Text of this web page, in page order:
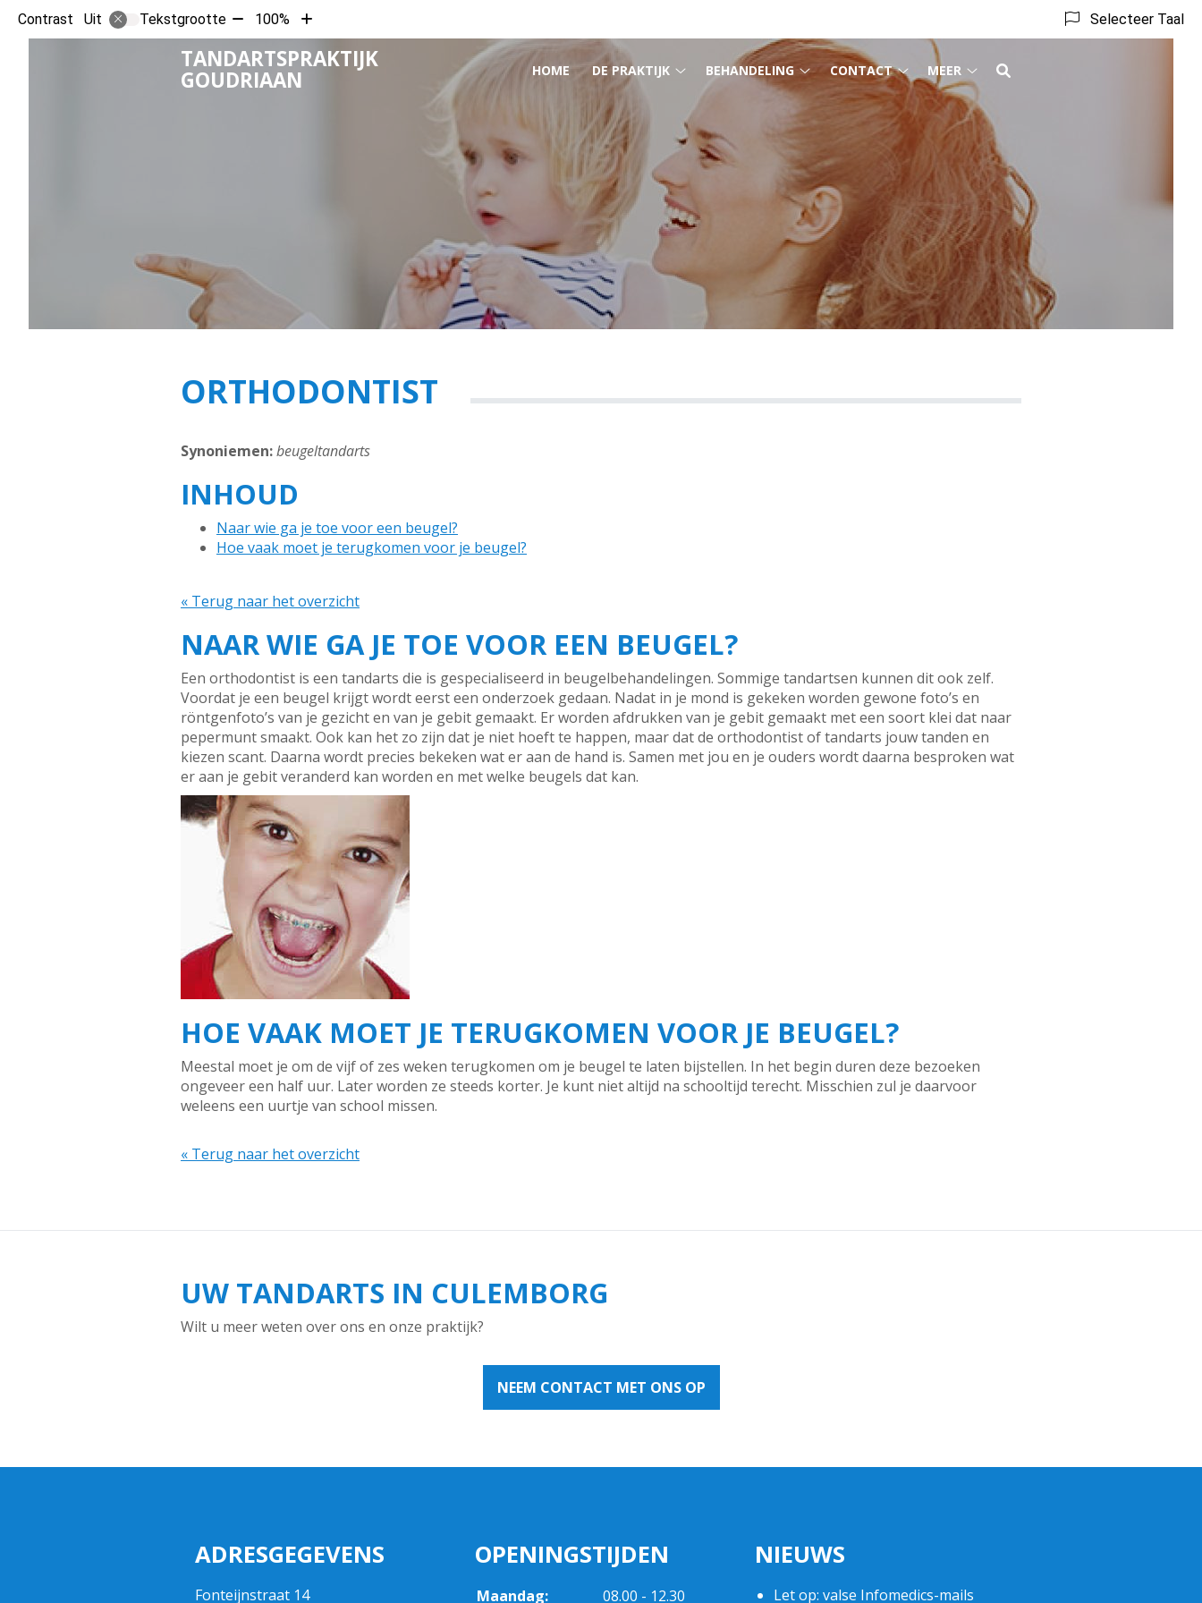
Contrast Uit Tekstgrootte Tekst
verkleinen
met
10%
100%
Tekst
vergroten
met
10%
Selecteer Taal
TANDARTSPRAKTIJK
GOUDRIAAN HOOFDMENU
HOME DE PRAKTIJK
praktijk
submenu
BEHANDELING
Behandeling
submenu
CONTACT
Contact
submenu
MEER
Meer
submenu
ORTHODONTIST
Synoniemen:beugeltandarts
INHOUD
Naar wie ga je toe voor een beugel?
Hoe vaak moet je terugkomen voor je beugel?
« Terug naar het overzicht
NAAR WIE GA JE TOE VOOR EEN BEUGEL?
Een orthodontist is een tandarts die is gespecialiseerd in beugelbehandelingen. Sommige tandartsen kunnen dit ook zelf.
Voordat je een beugel krijgt wordt eerst een onderzoek gedaan. Nadat in je mond is gekeken worden gewone foto’s en
röntgenfoto’s van je gezicht en van je gebit gemaakt. Er worden afdrukken van je gebit gemaakt met een soort klei dat naar
pepermunt smaakt. Ook kan het zo zijn dat je niet hoeft te happen, maar dat de orthodontist of tandarts jouw tanden en
kiezen scant. Daarna wordt precies bekeken wat er aan de hand is. Samen met jou en je ouders wordt daarna besproken wat
er aan je gebit veranderd kan worden en met welke beugels dat kan.
HOE VAAK MOET JE TERUGKOMEN VOOR JE BEUGEL?
Meestal moet je om de vijf of zes weken terugkomen om je beugel te laten bijstellen. In het begin duren deze bezoeken
ongeveer een half uur. Later worden ze steeds korter. Je kunt niet altijd na schooltijd terecht. Misschien zul je daarvoor
weleens een uurtje van school missen.
« Terug naar het overzicht
UW TANDARTS IN CULEMBORG
Wilt u meer weten over ons en onze praktijk?
NEEM CONTACT MET ONS OP
ADRESGEGEVENS
Fonteijnstraat 14
OPENINGSTIJDEN
Maandag: 08.00 tot
- 12.30
NIEUWS
Let op: valse Infomedics-mails